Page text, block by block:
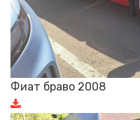
Фиат браво 2008